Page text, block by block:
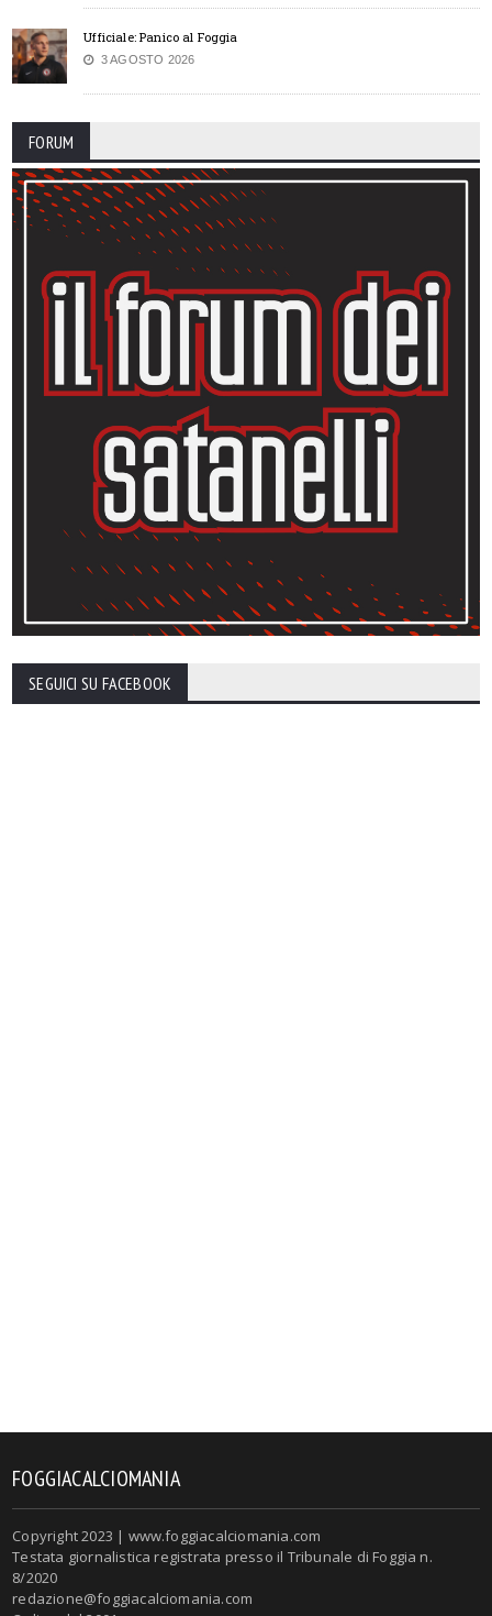
Ufficiale: Panico al Foggia
3 AGOSTO 2026
FORUM
SEGUICI SU FACEBOOK
FOGGIACALCIOMANIA
Copyright 2023 | www.foggiacalciomania.com
Testata giornalistica registrata presso il Tribunale di Foggia n.
8/2020
redazione@foggiacalciomania.com